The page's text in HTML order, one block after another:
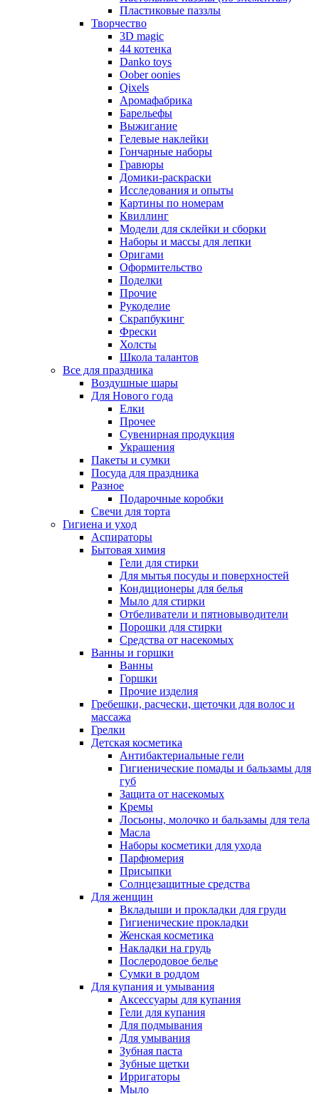
Пластиковые паззлы
Творчество
3D magic
44 котенка
Danko toys
Oober oonies
Qixels
Аромафабрика
Барельефы
Выжигание
Гелевые наклейки
Гончарные наборы
Гравюры
Домики-раскраски
Исследования и опыты
Картины по номерам
Квиллинг
Модели для склейки и сборки
Наборы и массы для лепки
Оригами
Оформительство
Поделки
Прочие
Рукоделие
Скрапбукинг
Фрески
Холсты
Школа талантов
Все для праздника
Воздушные шары
Для Нового года
Елки
Прочее
Сувенирная продукция
Украшения
Пакеты и сумки
Посуда для праздника
Разное
Подарочные коробки
Свечи для торта
Гигиена и уход
Аспираторы
Бытовая химия
Гели для стирки
Для мытья посуды и поверхностей
Кондиционеры для белья
Мыло для стирки
Отбеливатели и пятновыводители
Порошки для стирки
Средства от насекомых
Ванны и горшки
Ванны
Горшки
Прочие изделия
Гребешки, расчески, щеточки для волос и
массажа
Грелки
Детская косметика
Антибактериальные гели
Гигиенические помады и бальзамы для
губ
Защита от насекомых
Кремы
Лосьоны, молочко и бальзамы для тела
Масла
Наборы косметики для ухода
Парфюмерия
Присыпки
Солнцезащитные средства
Для женщин
Вкладыши и прокладки для груди
Гигиенические прокладки
Женская косметика
Накладки на грудь
Послеродовое белье
Сумки в роддом
Для купания и умывания
Аксессуары для купания
Гели для купания
Для подмывания
Для умывания
Зубная паста
Зубные щетки
Ирригаторы
Мыло